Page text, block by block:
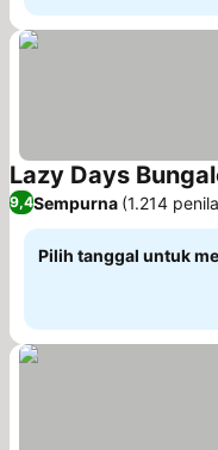
Lazy Days
9,4Sempurna (1.214
Pilih tanggal untuk